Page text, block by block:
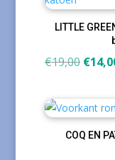
LITTLE
€19,00 €
COQ EN